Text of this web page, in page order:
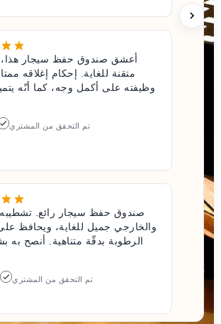
أعشق صندوق حفظ سيجار هذا،
متقنة للغاية. إحكام إغلاقه
وظيفته على أكمل وجه، كما أنّه
تم التحقق من المشتري
صندوق حفظ سيجار رائع. تشطيبه
والخارجي جميل للغاية، ويحافظ
الرطوبة بدقّة متناهية. أنصح به
تم التحقق من المشتري